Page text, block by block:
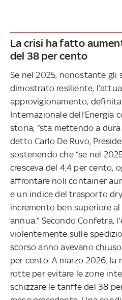
La crisi ha fatto
del 38 per cento
Se nel 2025, nonostante gli
dimostrato resiliente,
approvigionamento,
Internazionale dell’Energia
storia, “sta mettendo a dura
detto Carlo De Ruvo,
sostenendo che “se nel
cresceva del 4,4 per cento,
affrontare noli container
e un indice del trasporto
incremento ben superiore
annua.” Secondo Confetra,
violentemente sulle
scorso anno avevano
per cento. A marzo 2026, la
rotte per evitare le zone
schizzare le tariffe del 38